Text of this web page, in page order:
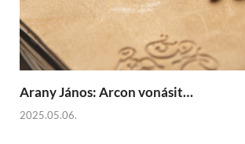
Arany János: Arcon vonásit…
2025.05.06.